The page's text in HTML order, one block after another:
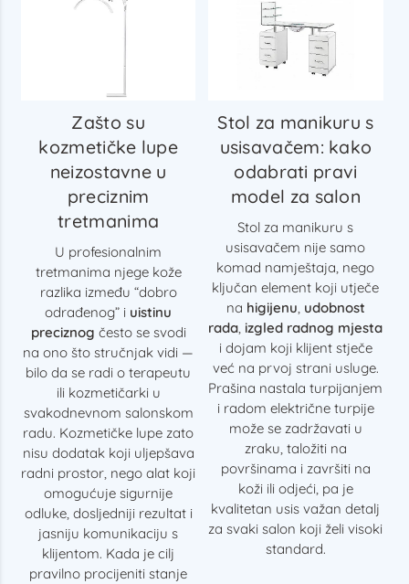
Zašto su
kozmetičke lupe
neizostavne u
preciznim
tretmanima
U profesionalnim
tretmanima njege kože
razlika između “dobro
odrađenog” i uistinu
preciznog često se svodi
na ono što stručnjak vidi —
bilo da se radi o terapeutu
ili kozmetičarki u
svakodnevnom salonskom
radu. Kozmetičke lupe zato
nisu dodatak koji uljepšava
radni prostor, nego alat koji
omogućuje sigurnije
odluke, dosljedniji rezultat i
jasniju komunikaciju s
klijentom. Kada je cilj
pravilno procijeniti stanje
Stol za manikuru s
usisavačem: kako
odabrati pravi
model za salon
Stol za manikuru s
usisavačem nije samo
komad namještaja, nego
ključan element koji utječe
na higijenu, udobnost
rada, izgled radnog mjesta
i dojam koji klijent stječe
već na prvoj strani usluge.
Prašina nastala turpijanjem
i radom električne turpije
može se zadržavati u
zraku, taložiti na
površinama i završiti na
koži ili odjeći, pa je
kvalitetan usis važan detalj
za svaki salon koji želi visoki
standard.